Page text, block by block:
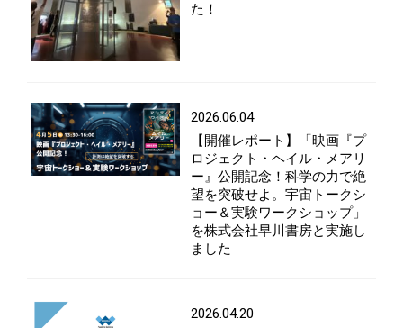
た！
2026.06.04
【開催レポート】「映画『プ
ロジェクト・ヘイル・メアリ
ー』公開記念！科学の力で絶
望を突破せよ。宇宙トークシ
ョー＆実験ワークショップ」
を株式会社早川書房と実施し
ました
2026.04.20